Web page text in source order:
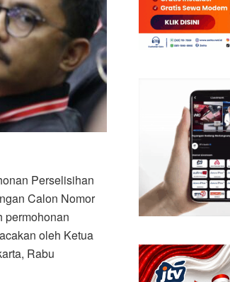
Perselisihan
Calon Nomor
permohonan
oleh Ketua
Rabu